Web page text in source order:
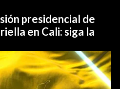
presidencial de
en Cali: siga la